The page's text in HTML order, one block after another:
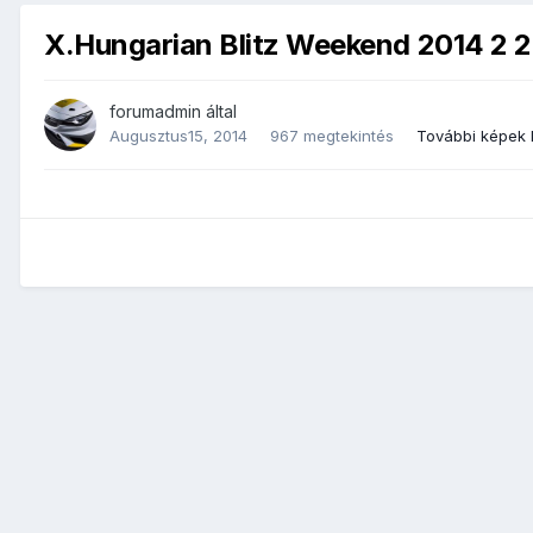
X.Hungarian Blitz Weekend 2014 2
forumadmin által
Augusztus15, 2014 967 megtekintés További képek